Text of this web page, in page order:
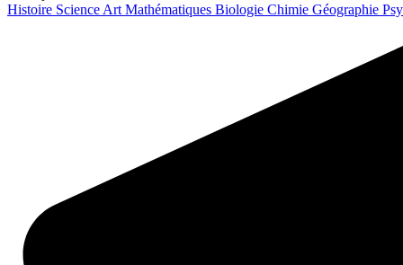
Histoire Science Art Mathématiques Biologie Chimie Géographie